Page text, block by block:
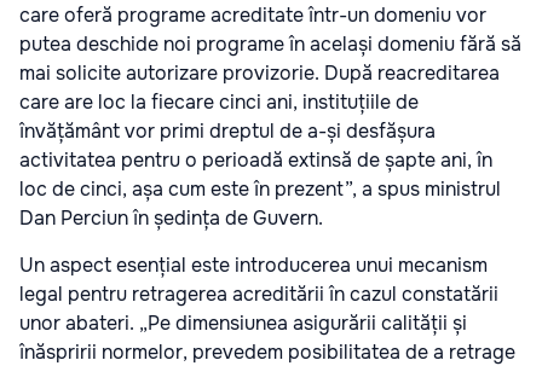
care oferă programe acreditate într-un domeniu vor
putea deschide noi programe în același domeniu fără să
mai solicite autorizare provizorie. După reacreditarea
care are loc la fiecare cinci ani, instituțiile de
învățământ vor primi dreptul de a-și desfășura
activitatea pentru o perioadă extinsă de șapte ani, în
loc de cinci, așa cum este în prezent”, a spus ministrul
Dan Perciun în ședința de Guvern.
Un aspect esențial este introducerea unui mecanism
legal pentru retragerea acreditării în cazul constatării
unor abateri. „Pe dimensiunea asigurării calității și
înăspririi normelor, prevedem posibilitatea de a retrage